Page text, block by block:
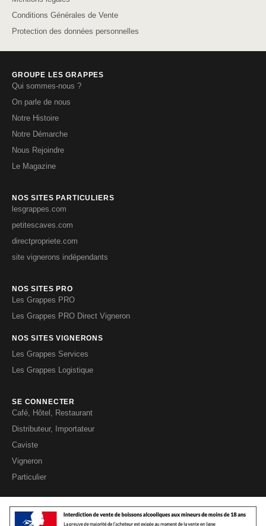
Conditions Générales de Vente
Protection des données personnelles
GROUPE LES GRAPPES
Qui sommes-nous ?
On parle de nous
Notre Histoire
Notre Démarche
Nous Rejoindre
Le Magazine
NOS SITES PARTICULIERS
lesgrappes.com
petitescaves.com
directpropriete.com
site vignerons indépendants
NOS SITES PRO
Les Grappes PRO
Les Grappes PRO Direct Vigneron
NOS SITES VIGNERONS
Les Grappes Services
Les Grappes Logistique
SE CONNECTER
Café, Hôtel, Restaurant
Distributeur, Importateur
Caviste
Vigneron
Particulier